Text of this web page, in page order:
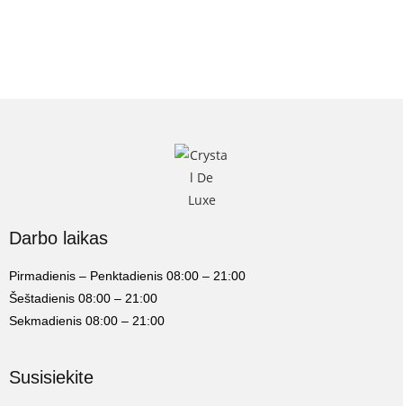
Darbo laikas
Pirmadienis – Penktadienis 08:00 – 21:00
Šeštadienis 08:00 – 21:00
Sekmadienis 08:00 – 21:00
Susisiekite